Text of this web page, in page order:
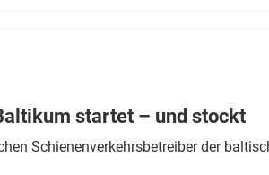
startet – und stockt
Schienenverkehrsbetreiber der